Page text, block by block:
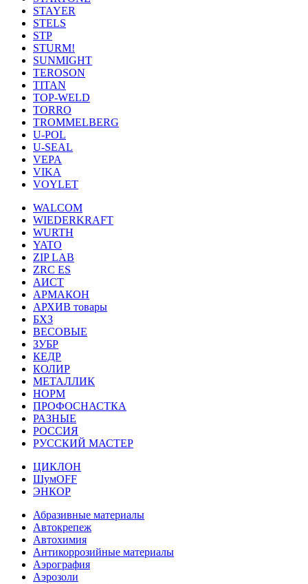
STAYER
STELS
STP
STURM!
SUNMIGHT
TEROSON
TITAN
TOP-WELD
TORRO
TROMMELBERG
U-POL
U-SEAL
VEPA
VIKA
VOYLET
WALCOM
WIEDERKRAFT
WURTH
YATO
ZIP LAB
ZRC ES
АИСТ
АРМАКОН
АРХИВ товары
БХЗ
ВЕСОВЫЕ
ЗУБР
КЕДР
КОЛИР
МЕТАЛЛИК
НОРМ
ПРОФОСНАСТКА
РАЗНЫЕ
РОССИЯ
РУССКИЙ МАСТЕР
ЦИКЛОН
ШумOFF
ЭНКОР
Абразивные материалы
Автокрепеж
Автохимия
Антикоррозийные материалы
Аэрография
Аэрозоли